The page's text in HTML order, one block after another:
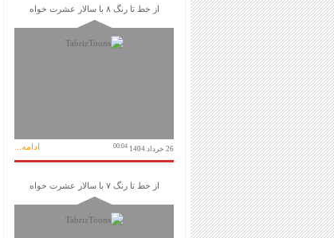
از خط تا رنگ ۸ با سالار عشرت خواه
26 خرداد 1404 00:04 ادامه...
از خط تا رنگ ۷ با سالار عشرت خواه